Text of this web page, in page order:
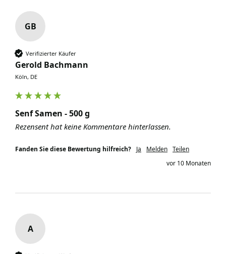
GB
Verifizierter Käufer
Gerold Bachmann
Köln, DE
Senf Samen - 500 g
Rezensent hat keine Kommentare hinterlassen.
Fanden Sie diese Bewertung hilfreich? Ja Melden Teilen
vor 10 Monaten
A